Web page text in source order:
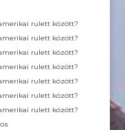
rulett között?
rulett között?
rulett között?
rulett között?
rulett között?
rulett között?
rulett között?